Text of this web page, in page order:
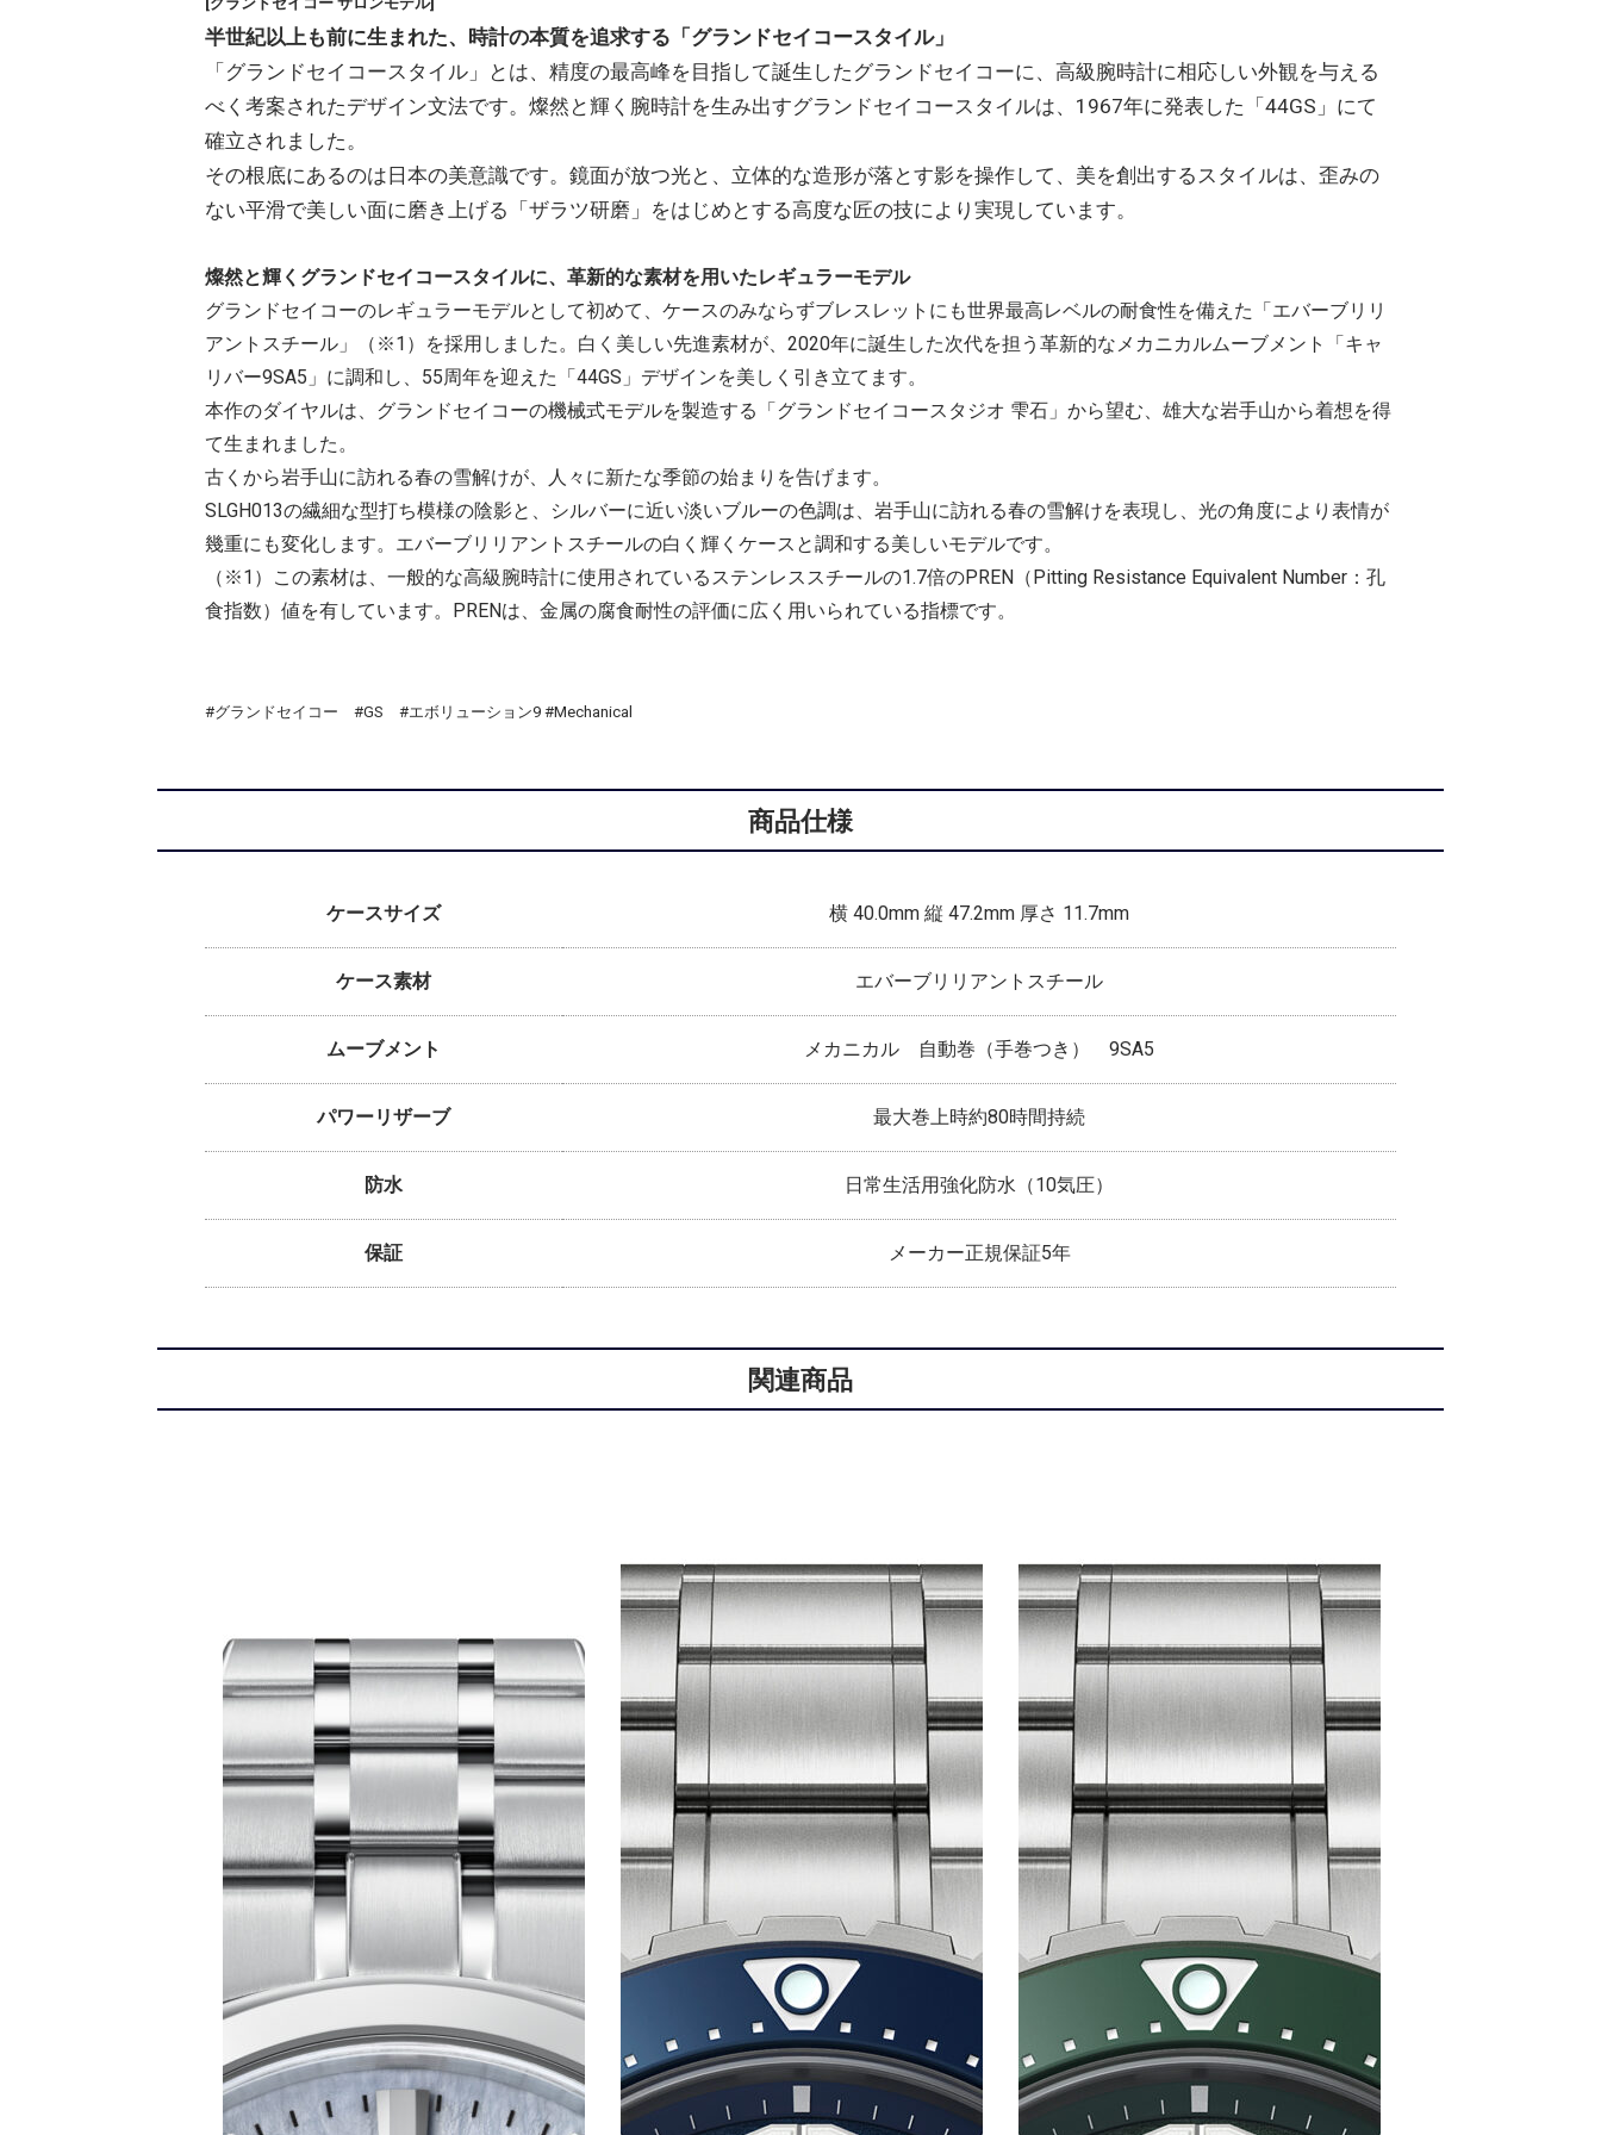
半世紀以上も前に生まれた、時計の本質を追求する「グランドセイコースタイル」
「グランドセイコースタイル」とは、精度の最高峰を目指して誕生したグランドセイコーに、高級腕時計に相応しい外観を与える
べく考案されたデザイン文法です。燦然と輝く腕時計を生み出すグランドセイコースタイルは、1967年に発表した「44GS」にて
確立されました。
その根底にあるのは日本の美意識です。鏡面が放つ光と、立体的な造形が落とす影を操作して、美を創出するスタイルは、歪みの
ない平滑で美しい面に磨き上げる「ザラツ研磨」をはじめとする高度な匠の技により実現しています。
燦然と輝くグランドセイコースタイルに、革新的な素材を用いたレギュラーモデル
グランドセイコーのレギュラーモデルとして初めて、ケースのみならずブレスレットにも世界最高レベルの耐食性を備えた「エバーブリリ
アントスチール」（※1）を採用しました。白く美しい先進素材が、2020年に誕生した次代を担う革新的なメカニカルムーブメント「キャ
リバー9SA5」に調和し、55周年を迎えた「44GS」デザインを美しく引き立てます。
本作のダイヤルは、グランドセイコーの機械式モデルを製造する「グランドセイコースタジオ 雫石」から望む、雄大な岩手山から着想を得
て生まれました。
古くから岩手山に訪れる春の雪解けが、人々に新たな季節の始まりを告げます。
SLGH013の繊細な型打ち模様の陰影と、シルバーに近い淡いブルーの色調は、岩手山に訪れる春の雪解けを表現し、光の角度により表情が
幾重にも変化します。エバーブリリアントスチールの白く輝くケースと調和する美しいモデルです。
（※1）この素材は、一般的な高級腕時計に使用されているステンレススチールの1.7倍のPREN（Pitting Resistance Equivalent Number：孔
食指数）値を有しています。PRENは、金属の腐食耐性の評価に広く用いられている指標です。
#グランドセイコー #GS #エボリューション9 #Mechanical
商品仕様
ケースサイズ 横 40.0mm 縦 47.2mm 厚さ 11.7mm
ケース素材 エバーブリリアントスチール
ムーブメント メカニカル 自動巻（手巻つき） 9SA5
パワーリザーブ 最大巻上時約80時間持続
防水 日常生活用強化防水（10気圧）
保証 メーカー正規保証5年
関連商品